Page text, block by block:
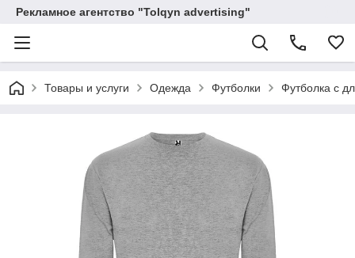
Рекламное агентство "Tolqyn advertising"
Товары и услуги Одежда Футболки Футболка c